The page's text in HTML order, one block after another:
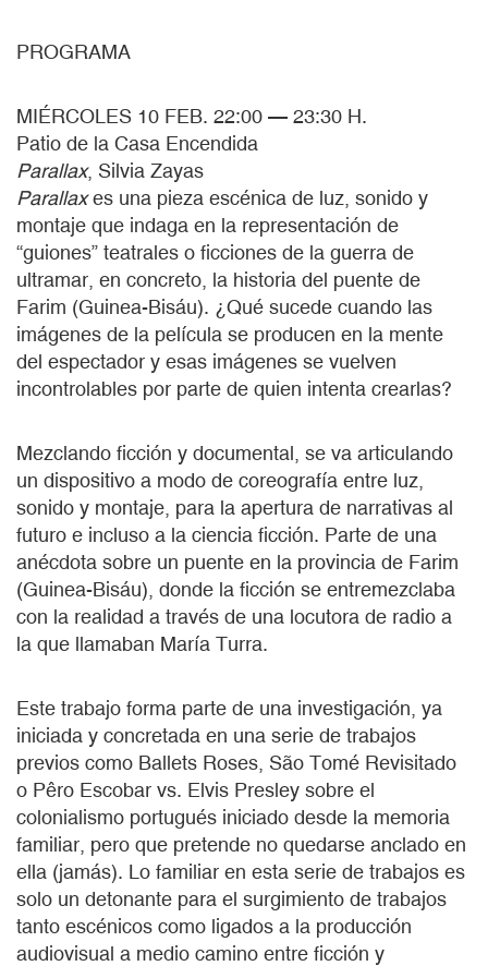
PROGRAMA
MIÉRCOLES 10 FEB. 22:00 — 23:30 H.
Patio de la Casa Encendida
Parallax, Silvia Zayas
Parallaxes una pieza escénica de luz, sonido y
montaje que indaga en la representación de
“guiones” teatrales o ficciones de la guerra de
ultramar, en concreto, la historia del puente de
Farim (Guinea-Bisáu). ¿Qué sucede cuando las
imágenes de la película se producen en la mente
del espectador y esas imágenes se vuelven
incontrolables por parte de quien intenta crearlas?
Mezclando ficción y documental, se va articulando
un dispositivo a modo de coreografía entre luz,
sonido y montaje, para la apertura de narrativas al
futuro e incluso a la ciencia ficción. Parte de una
anécdota sobre un puente en la provincia de Farim
(Guinea-Bisáu), donde la ficción se entremezclaba
con la realidad a través de una locutora de radio a
la que llamaban María Turra.
Este trabajo forma parte de una investigación, ya
iniciada y concretada en una serie de trabajos
previos como Ballets Roses, São Tomé Revisitado
o Pêro Escobar vs. Elvis Presley sobre el
colonialismo portugués iniciado desde la memoria
familiar, pero que pretende no quedarse anclado en
ella (jamás). Lo familiar en esta serie de trabajos es
solo un detonante para el surgimiento de trabajos
tanto escénicos como ligados a la producción
audiovisual a medio camino entre ficción y